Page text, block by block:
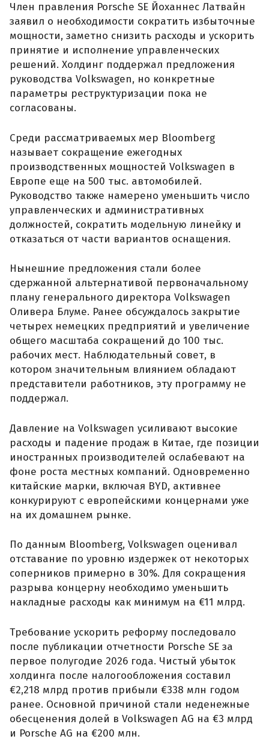
Член правления Porsche SE Йоханнес Латвайн
заявил о необходимости сократить избыточные
мощности, заметно снизить расходы и ускорить
принятие и исполнение управленческих
решений. Холдинг поддержал предложения
руководства Volkswagen, но конкретные
параметры реструктуризации пока не
согласованы.
Среди рассматриваемых мер Bloomberg
называет сокращение ежегодных
производственных мощностей Volkswagen в
Европе еще на 500 тыс. автомобилей.
Руководство также намерено уменьшить число
управленческих и административных
должностей, сократить модельную линейку и
отказаться от части вариантов оснащения.
Нынешние предложения стали более
сдержанной альтернативой первоначальному
плану генерального директора Volkswagen
Оливера Блуме. Ранее обсуждалось закрытие
четырех немецких предприятий и увеличение
общего масштаба сокращений до 100 тыс.
рабочих мест. Наблюдательный совет, в
котором значительным влиянием обладают
представители работников, эту программу не
поддержал.
Давление на Volkswagen усиливают высокие
расходы и падение продаж в Китае, где позиции
иностранных производителей ослабевают на
фоне роста местных компаний. Одновременно
китайские марки, включая BYD, активнее
конкурируют с европейскими концернами уже
на их домашнем рынке.
По данным Bloomberg, Volkswagen оценивал
отставание по уровню издержек от некоторых
соперников примерно в 30%. Для сокращения
разрыва концерну необходимо уменьшить
накладные расходы как минимум на €11 млрд.
Требование ускорить реформу последовало
после публикации отчетности Porsche SE за
первое полугодие 2026 года. Чистый убыток
холдинга после налогообложения составил
€2,218 млрд против прибыли €338 млн годом
ранее. Основной причиной стали неденежные
обесценения долей в Volkswagen AG на €3 млрд
и Porsche AG на €200 млн.